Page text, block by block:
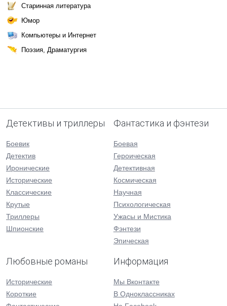
Старинная литература
Юмор
Компьютеры и Интернет
Поэзия, Драматургия
Детективы и триллеры
Боевик
Детектив
Иронические
Исторические
Классические
Крутые
Триллеры
Шпионские
Фантастика и фэнтези
Боевая
Героическая
Детективная
Космическая
Научная
Психологическая
Ужасы и Мистика
Фэнтези
Эпическая
Любовные романы
Исторические
Короткие
Информация
Мы Вконтакте
В Одноклассниках